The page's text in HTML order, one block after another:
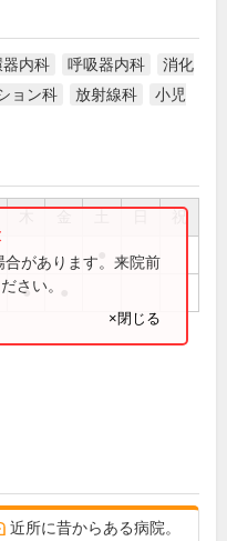
器内科 呼吸器内科
消化
ョン科 放射線科
小児
祝
●
があります。来院前
さい。
×閉じる
近所に昔からある病院。